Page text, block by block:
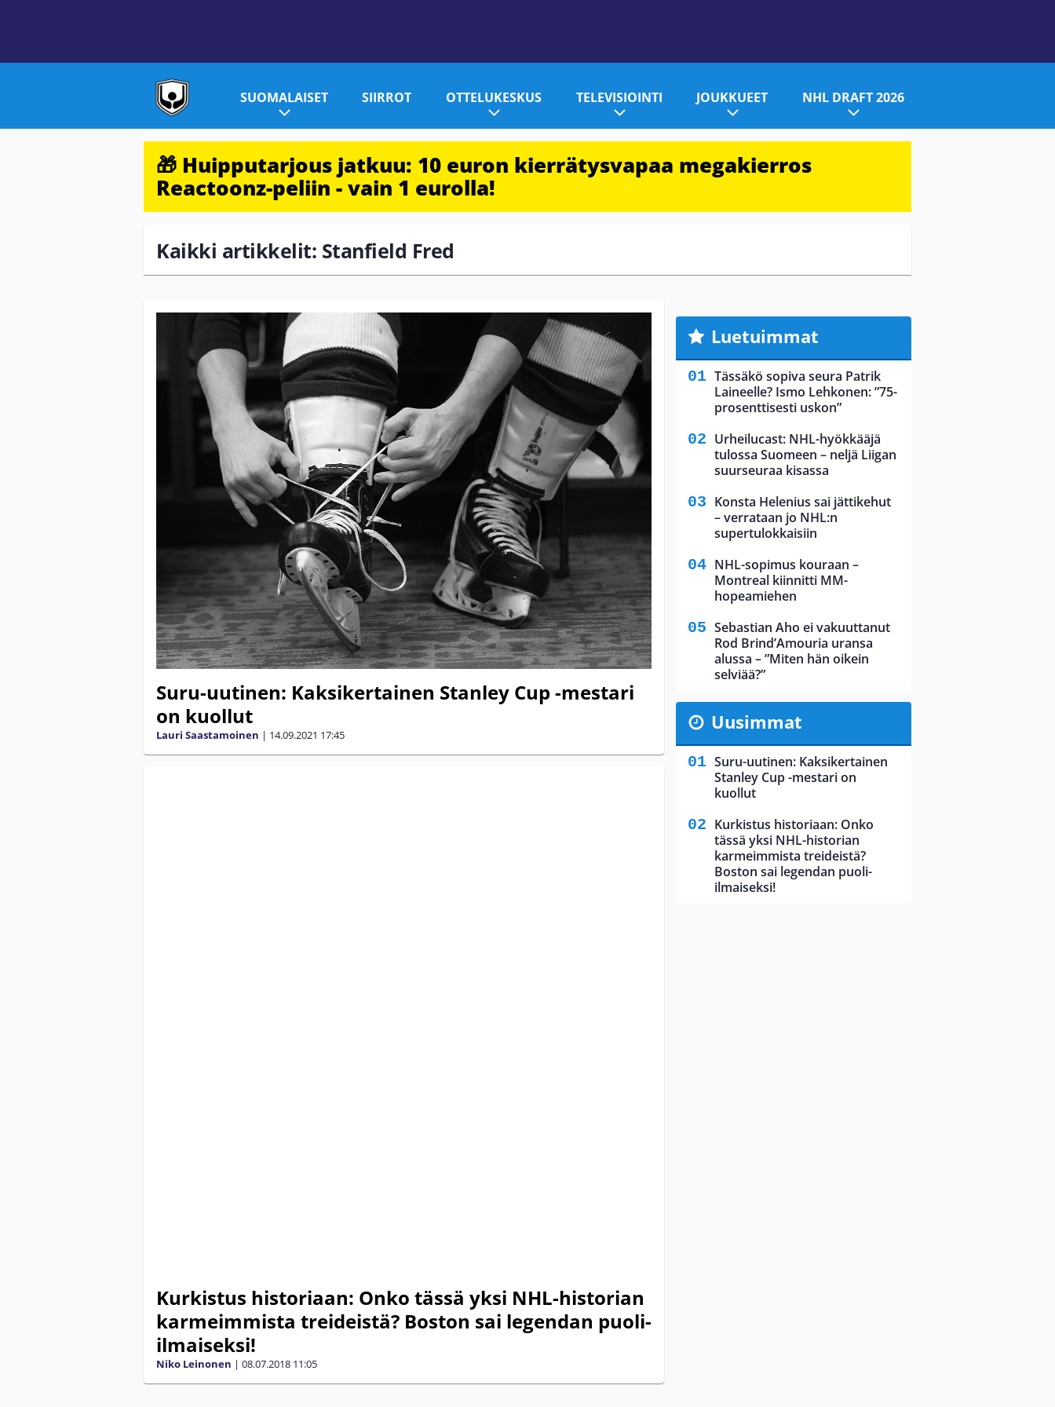
SUOMALAISET SIIRROT OTTELUKESKUS TELEVISIOINTI JOUKKUEET NHL DRAFT 2026
🎁 Huipputarjous jatkuu: 10 euron kierrätysvapaa megakierros
Reactoonz-peliin - vain 1 eurolla!
Kaikki artikkelit: Stanfield Fred
Suru-uutinen: Kaksikertainen Stanley Cup -mestari
on kuollut
Lauri Saastamoinen | 14.09.2021 17:45
Kurkistus historiaan: Onko tässä yksi NHL-historian
karmeimmista treideistä? Boston sai legendan puoli-
ilmaiseksi!
Niko Leinonen | 08.07.2018 11:05
Luetuimmat
Tässäkö sopiva seura Patrik
Laineelle? Ismo Lehkonen: ”75-
prosenttisesti uskon”
Urheilucast: NHL-hyökkääjä
tulossa Suomeen – neljä Liigan
suurseuraa kisassa
Konsta Helenius sai jättikehut
– verrataan jo NHL:n
supertulokkaisiin
NHL-sopimus kouraan –
Montreal kiinnitti MM-
hopeamiehen
Sebastian Aho ei vakuuttanut
Rod Brind’Amouria uransa
alussa – ”Miten hän oikein
selviää?”
Uusimmat
Suru-uutinen: Kaksikertainen
Stanley Cup -mestari on
kuollut
Kurkistus historiaan: Onko
tässä yksi NHL-historian
karmeimmista treideistä?
Boston sai legendan puoli-
ilmaiseksi!